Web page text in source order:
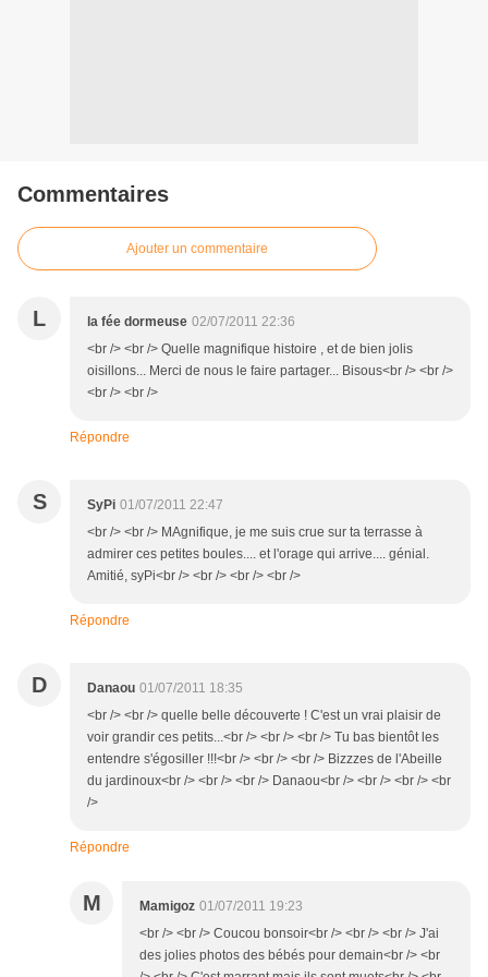
Commentaires
Ajouter un commentaire
L la fée dormeuse 02/07/2011 22:36
<br /> <br /> Quelle magnifique histoire , et de bien jolis
oisillons... Merci de nous le faire partager... Bisous<br /> <br />
<br /> <br />
Répondre
S SyPi 01/07/2011 22:47
<br /> <br /> MAgnifique, je me suis crue sur ta terrasse à
admirer ces petites boules.... et l'orage qui arrive.... génial.
Amitié, syPi<br /> <br /> <br /> <br />
Répondre
D Danaou 01/07/2011 18:35
<br /> <br /> quelle belle découverte ! C'est un vrai plaisir de
voir grandir ces petits...<br /> <br /> <br /> Tu bas bientôt les
entendre s'égosiller !!!<br /> <br /> <br /> Bizzzes de l'Abeille
du jardinoux<br /> <br /> <br /> Danaou<br /> <br /> <br /> <br
/>
Répondre
M Mamigoz 01/07/2011 19:23
<br /> <br /> Coucou bonsoir<br /> <br /> <br /> J'ai
des jolies photos des bébés pour demain<br /> <br